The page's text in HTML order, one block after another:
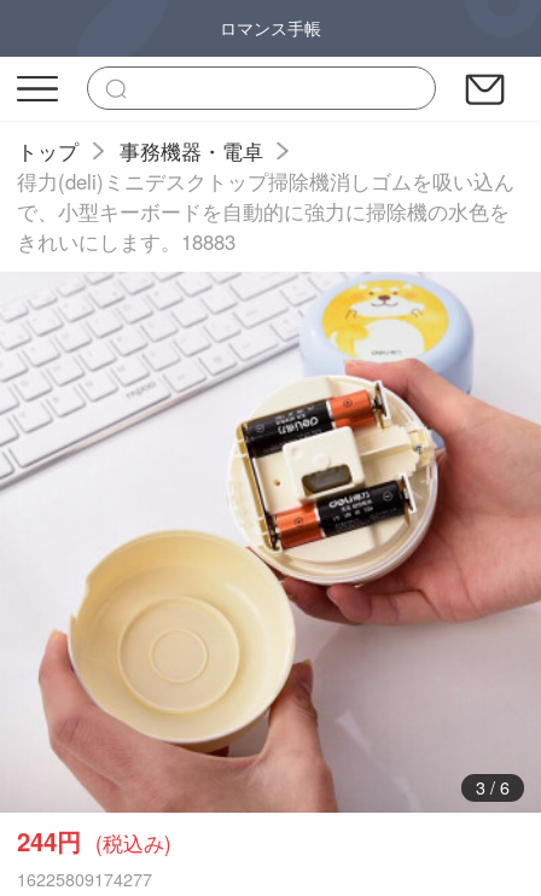
ロマンス手帳
トップ
事務機器・電卓
得力(deli)ミニデスクトップ掃除機消しゴムを吸い込ん
で、小型キーボードを自動的に強力に掃除機の水色を
きれいにします。18883
4/ 6
244円 (税込み)
16225809174277